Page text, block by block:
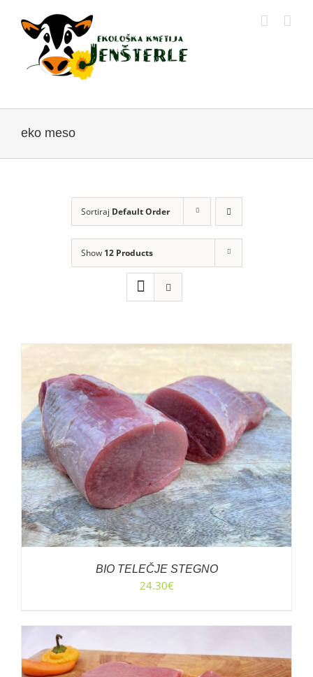
content
eko meso
Sortiraj Default Order
Show 12 Products
BIO TELEČJE STEGNO
24.30€